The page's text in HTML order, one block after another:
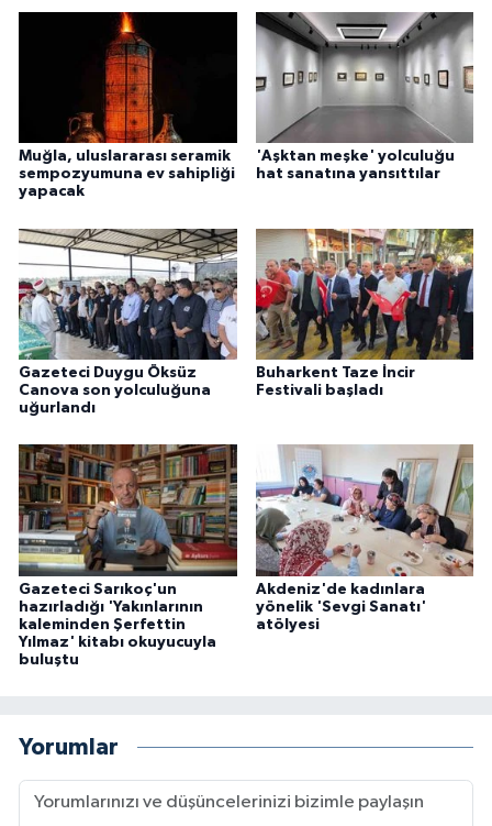
Muğla, uluslararası seramik
sempozyumuna ev sahipliği
yapacak
'Aşktan meşke' yolculuğu
hat sanatına yansıttılar
Gazeteci Duygu Öksüz
Canova son yolculuğuna
uğurlandı
Buharkent Taze İncir
Festivali başladı
Gazeteci Sarıkoç'un
hazırladığı 'Yakınlarının
kaleminden Şerfettin
Yılmaz' kitabı okuyucuyla
buluştu
Akdeniz'de kadınlara
yönelik 'Sevgi Sanatı'
atölyesi
Yorumlar